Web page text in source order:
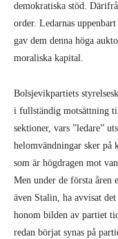
demokratiska stöd.
order. Ledarnas
gav dem denna höga
moraliska kapital.
Bolsjevikpartiets
i fullständig motsättning
sektioner, vars ”ledare”
helomvändningar sker på
som är högdragen mot
Men under de första åren
även Stalin, ha avvisat
honom bilden av partiet
redan börjat synas på